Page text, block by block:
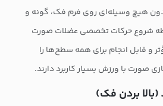
هیچ وسیله‌ای روی فرم فک، گونه و
شروع حرکات تخصصی عضلات صورت
۱۰ تمرین مؤثر و قابل انجام برای همه سطح‌ها را
صورت با ورزش بسیار کاربرد دارند.